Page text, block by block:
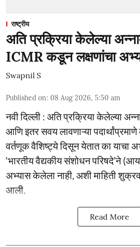
राष्ट्रीय
अति प्रक्रिया केलेल्या
ICMR कडून लक्षणांचा
Swapnil S
Published on: 08 Aug 2026, 5:50 am
नवी दिल्ली : अति प्रक्रिया केलेल्या
आणि इतर सवय लावणाऱ्या
वर्तणूक वैशिष्ट्ये दिसून येतात का याचा
‘भारतीय वैद्यकीय संशोधन परिषदे’ने
अभ्यास केलेला नाही, अशी माहिती
आली.
Read More